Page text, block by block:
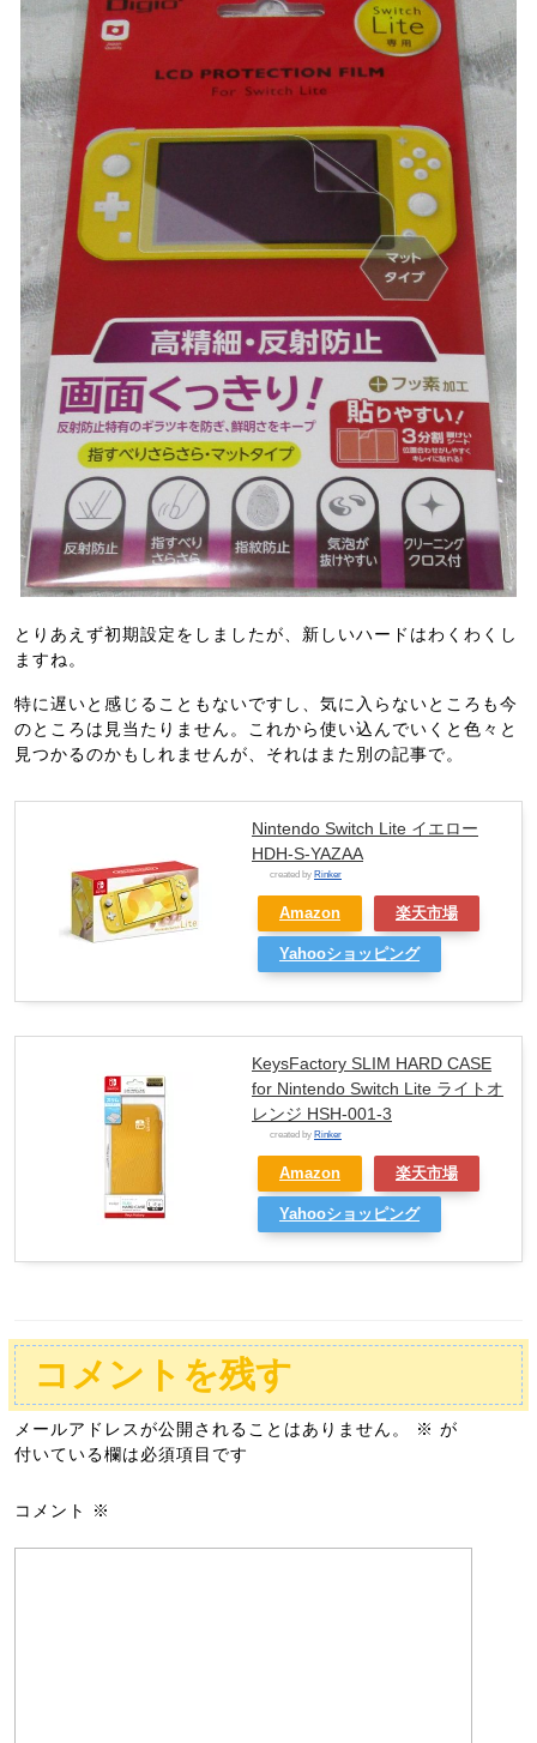
とりあえず初期設定をしましたが、新しいハードはわくわくし
ますね。
特に遅いと感じることもないですし、気に入らないところも今
のところは見当たりません。これから使い込んでいくと色々と
見つかるのかもしれませんが、それはまた別の記事で。
Nintendo Switch Lite イエロー
HDH-S-YAZAA
created by Rinker
Amazon 楽天市場
Yahooショッピング
KeysFactory SLIM HARD CASE
for Nintendo Switch Lite ライトオ
レンジ HSH-001-3
created by Rinker
Amazon 楽天市場
Yahooショッピング
コメントを残す
メールアドレスが公開されることはありません。 ※ が
付いている欄は必須項目です
コメント ※